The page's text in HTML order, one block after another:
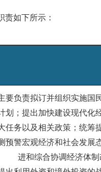
如下所示：
要负责拟订并组织实施国
划；提出加快建设现代化
任务以及相关政策；统筹
预警宏观经济和社会发展
进和综合协调经济体